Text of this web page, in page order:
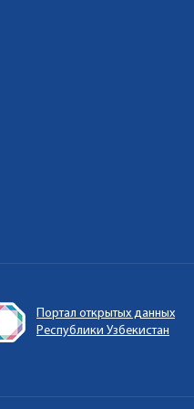
Портал открытых данных
Республики Узбекистан